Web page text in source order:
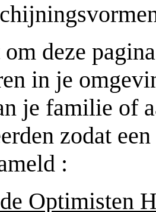
deze
in je
je familie of
zodat
:
Optimisten